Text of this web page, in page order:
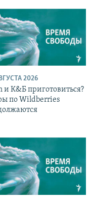
2026
и К&Б приготовиться?
по Wildberries